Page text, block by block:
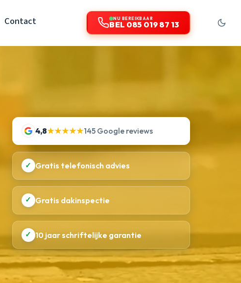
Contact NU BEREIKBAAR
BEL 085 019 87 13
4,8★★★★★145 Google reviews
✓ Gratis telefonisch advies
✓ Gratis dakinspectie
✓ 10 jaar schriftelijke garantie